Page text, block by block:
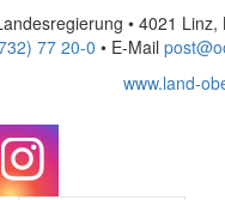
• 4021 Linz,
77 20-0 • E-Mail
www.land-